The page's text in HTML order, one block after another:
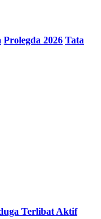
Prolegda 2026 Tata
Terlibat Aktif